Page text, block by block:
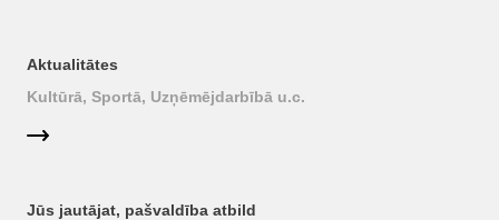
Aktualitātes
Kultūrā, Sportā, Uzņēmējdarbībā u.c.
Jūs jautājat, pašvaldība atbild